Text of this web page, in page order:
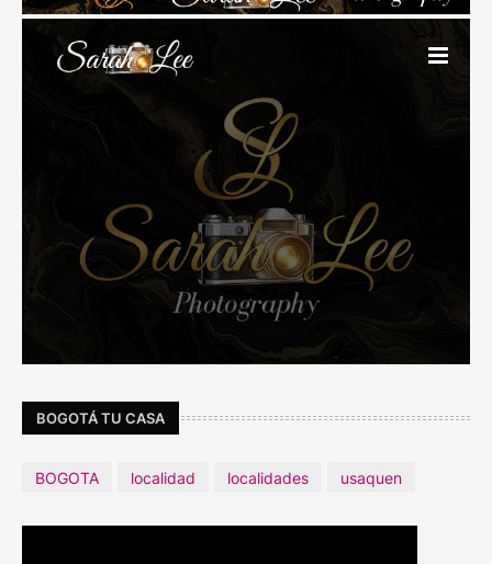
BOGOTÁ TU CASA
BOGOTA localidad localidades usaquen